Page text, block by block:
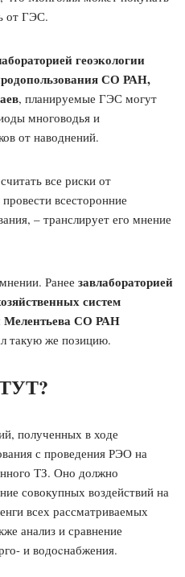
от ГЭС.
геоэкологии
СО РАН,
, планируемые ГЭС могут
многоводья и
от наводнений.
все риски от
всесторонние
– транслирует его мнение
Ранее завлабораторией
систем
Мелентьева СО РАН
такую же позицию.
полученных в ходе
с проведения РЭО на
ТЗ. Оно должно
совокупных воздействий на
всех рассматриваемых
анализ и сравнение
и водоcнабжения.